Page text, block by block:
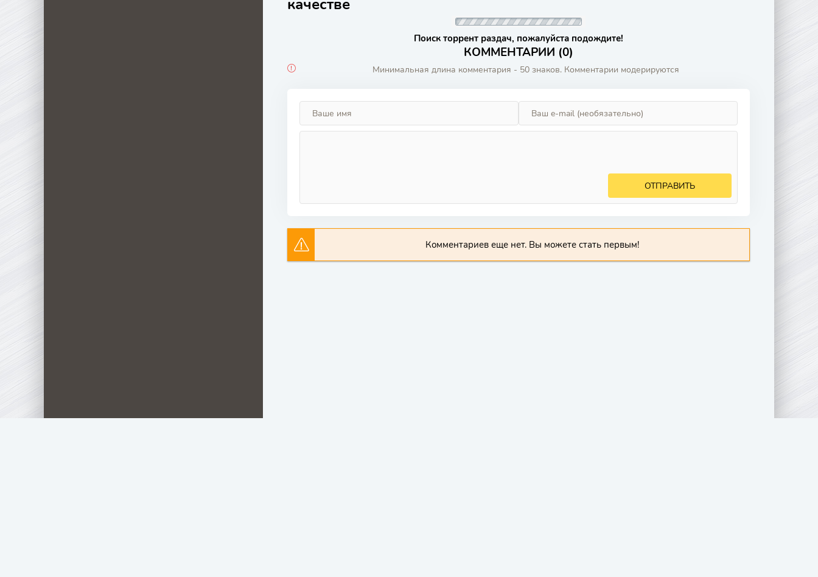
качестве
Поиск торрент раздач, пожалуйста подождите!
КОММЕНТАРИИ (0)
Минимальная длина комментария - 50 знаков. Комментарии модерируются
ОТПРАВИТЬ
Комментариев еще нет. Вы можете стать первым!